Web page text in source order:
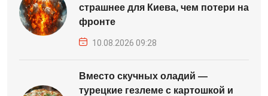
страшнее для Киева, чем потери на
фронте
10.08.2026 09:28
Вместо скучных оладий —
турецкие гезлеме с картошкой и